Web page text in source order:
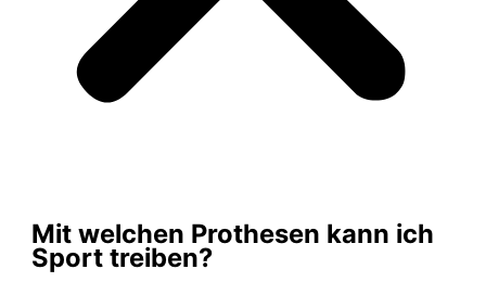
Mit welchen Prothesen kann ich
Sport treiben?